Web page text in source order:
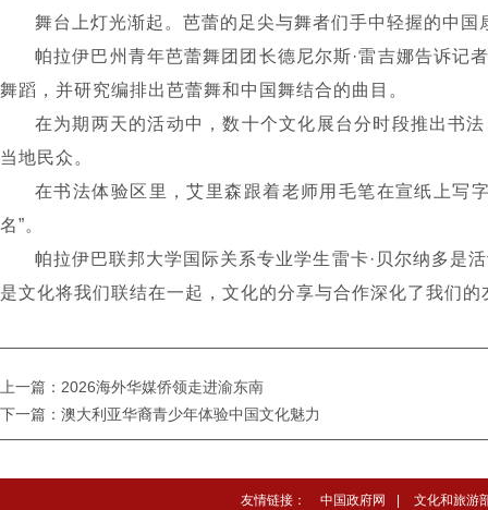
舞台上灯光渐起。芭蕾的足尖与舞者们手中轻握的中
帕拉伊巴州青年芭蕾舞团团长德尼尔斯·雷吉娜告诉记
舞蹈，并研究编排出芭蕾舞和中国舞结合的曲目。
在为期两天的活动中，数十个文化展台分时段推出书
当地民众。
在书法体验区里，艾里森跟着老师用毛笔在宣纸上写
名”。
帕拉伊巴联邦大学国际关系专业学生雷卡· 贝尔纳多是
是文化将我们联结在一起，文化的分享与合作深化了我们的
上一篇：2026海外华媒侨领走进渝东南
下一篇：澳大利亚华裔青少年体验中国文化魅力
友情链接： 中国政府网 文化和旅游